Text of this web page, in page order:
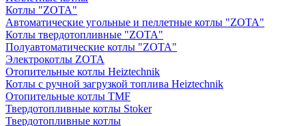
Котлы "ZOTA"
Автоматические угольные и пеллетные котлы "ZOTA"
Котлы твердотопливные "ZOTA"
Полуавтоматические котлы "ZOTA"
Электрокотлы ZOTA
Отопительные котлы Heiztechnik
Котлы с ручной загрузкой топлива Heiztechnik
Отопительные котлы TMF
Твердотопливные котлы Stoker
Твердотопливные котлы